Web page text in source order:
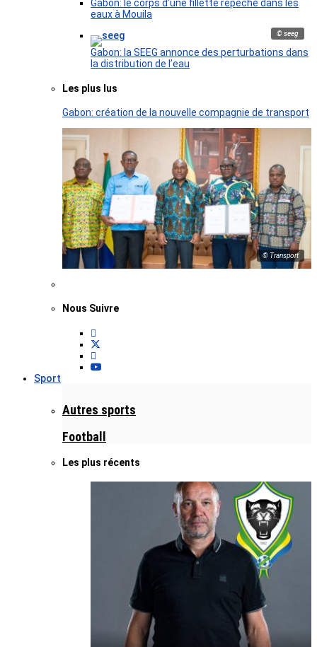
Gabon: le corps d’une fillette repêché dans les
eaux à Mouila
© seeg
Gabon: la SEEG annonce des perturbations dans
la distribution de l’eau
Les plus lus
Gabon: création de la nouvelle compagnie de transport
© Transport
Nous Suivre
Sport
Autres sports
Football
Les plus récents